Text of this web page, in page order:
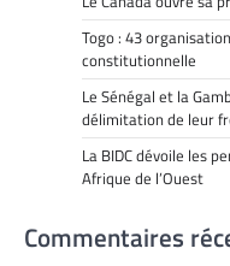
Togo : 43
constitutionnelle
Le Sénégal et la
délimitation de leur
La BIDC dévoile les
Afrique de l’Ouest
Commentaires